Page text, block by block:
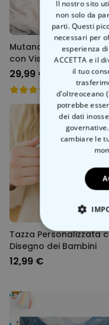
Mutande
con Viso e Testo
29,99 €
Tazza Personalizzata
Disegno dei Bambini
12,99 €
Il nostro sito
non solo da
parti. Questi
necessari per
esperienza
ACCETTA e il
il tuo
d'oltreoceano
potrebbe
dei dati
cambiare le
NON